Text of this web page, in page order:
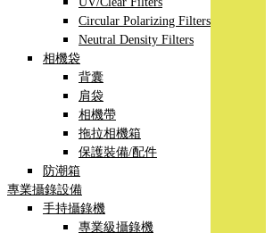
Circular Polarizing Filters
Neutral Density Filters
相機袋
背囊
肩袋
相機帶
拖拉相機箱
保護裝備/配件
防潮箱
專業攝錄設備
手持攝錄機
專業級攝錄機